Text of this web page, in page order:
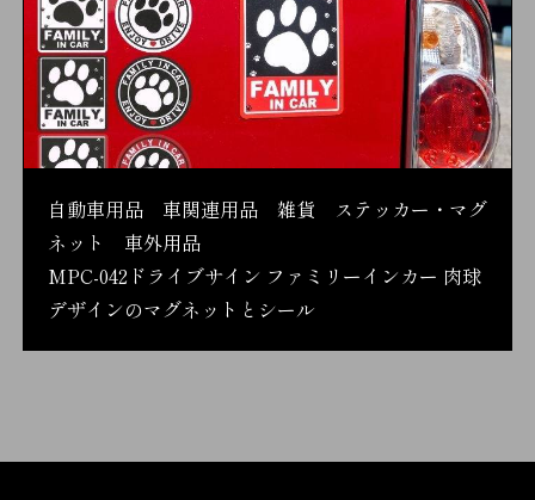
自動車用品 車関連用品 雑貨 ステッカー・マグ
ネット 車外用品
MPC-042ドライブサイン ファミリーインカー 肉球
デザインのマグネットとシール